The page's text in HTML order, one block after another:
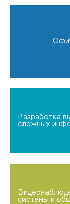
Разработка
сложных
системы и